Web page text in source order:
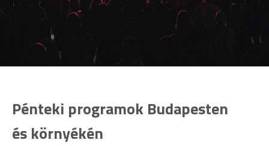
Pénteki programok Budapesten
és környékén